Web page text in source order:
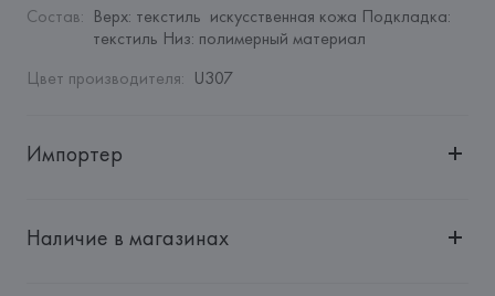
Состав: Верх: текстиль  искусственная кожа Подкладка:
текстиль Низ: полимерный материал
Цвет производителя: U307
Импортер
"Авикойл Интернешнл"
Наличие в магазинах